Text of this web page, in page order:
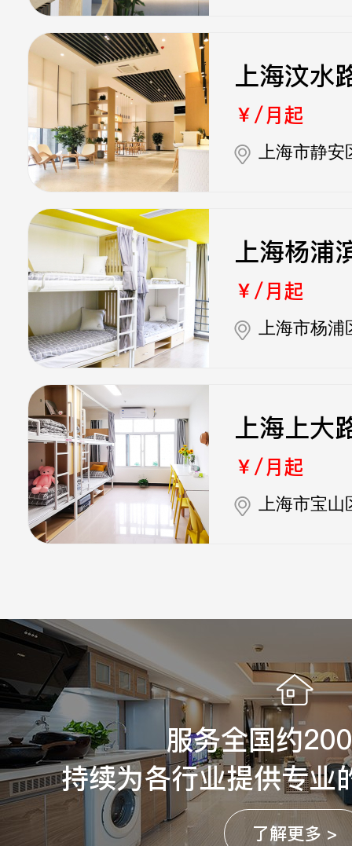
上海汶水
￥/月起
上海市静安
上海杨浦
￥/月起
上海市杨浦
上海上大
￥/月起
上海市宝山
服务全国约
持续为各行业提供专业
了解更多 >